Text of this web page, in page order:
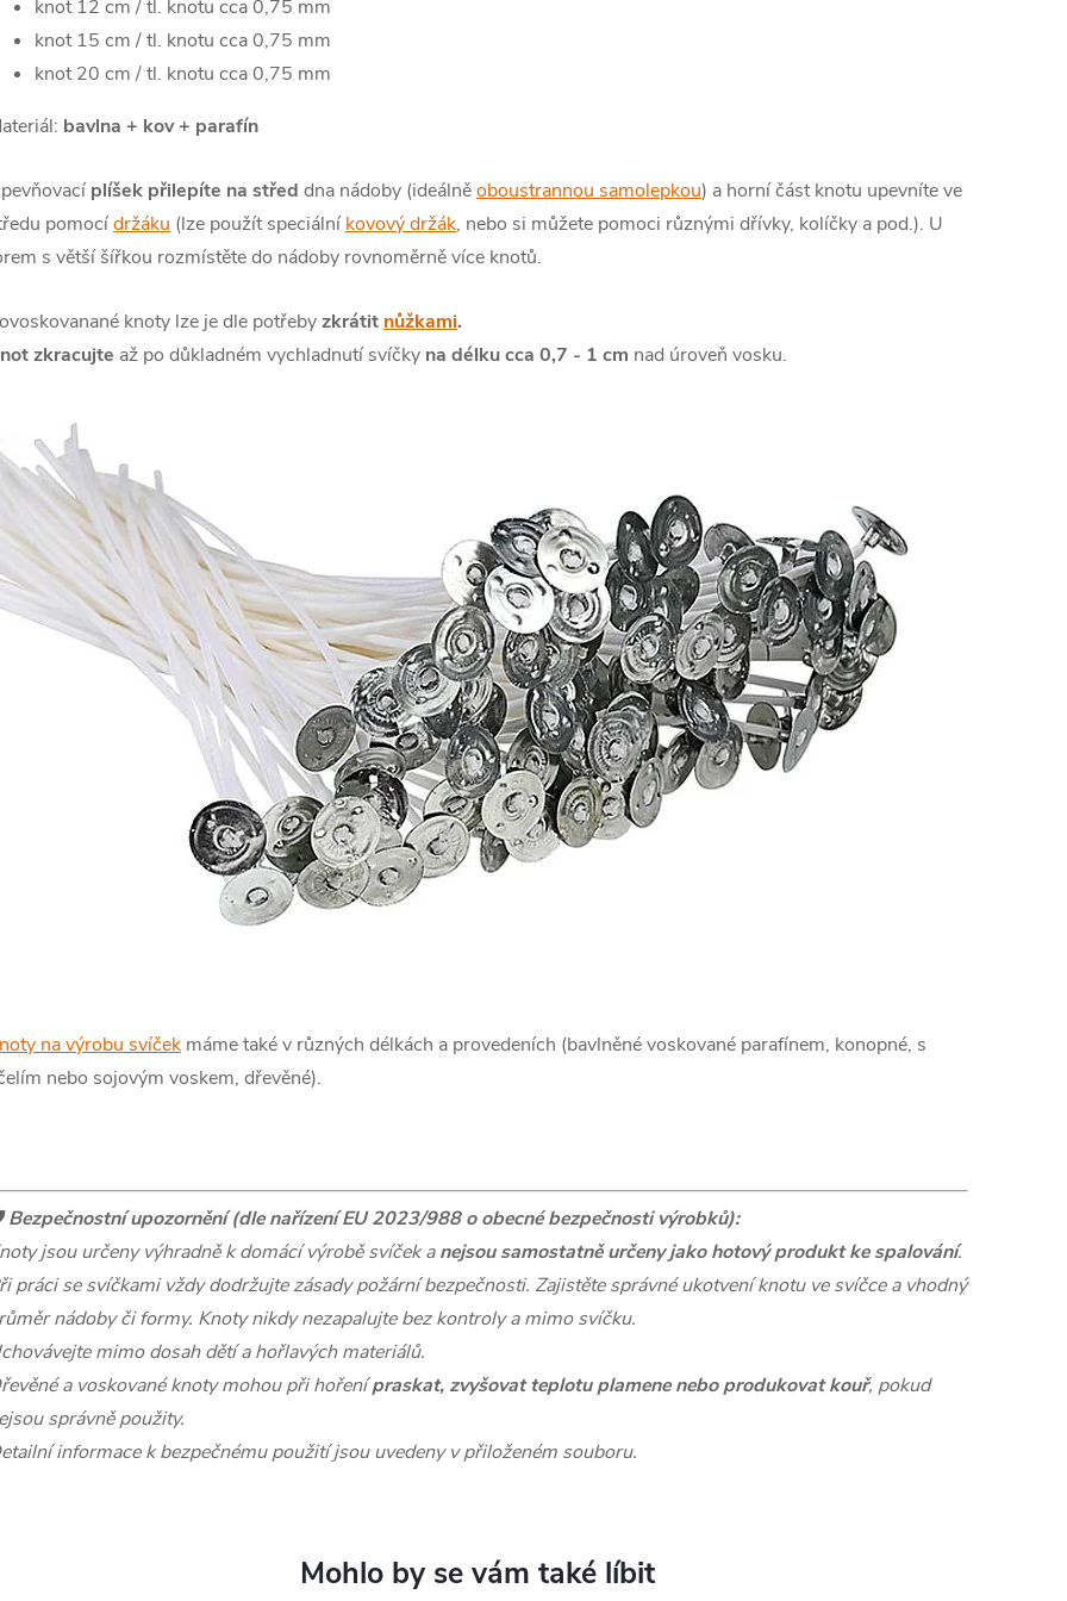
knot 12 cm / tl. knotu cca 0,75 mm
knot 15 cm / tl. knotu cca 0,75 mm
knot 20 cm / tl. knotu cca 0,75 mm
bavlna + kov + parafín
plíšek přilepíte na střed dna nádoby (ideálněoboustrannou samolepkou) a horní část knotu upevníte ve
pomocídržáku (lze použít speciální kovový držák, nebo si můžete pomoci různými dřívky, kolíčky a pod.). U
s větší šířkou rozmístěte do nádoby rovnoměrně více knotů.
knoty lze je dle potřebyzkrátit nůžkami.
zkracujte až po důkladném vychladnutí svíčky na délku cca 0,7 - 1 cm nad úroveň vosku.
na výrobu svíček máme také v různých délkách a provedeních (bavlněné voskované parafínem, konopné, s
nebo sojovým voskem, dřevěné).
Bezpečnostní upozornění (dle nařízení EU 2023/988 o obecné bezpečnosti výrobků):
jsou určeny výhradně k domácí výrobě svíček a nejsou samostatně určeny jako hotový produkt ke spalování.
práci se svíčkami vždy dodržujte zásady požární bezpečnosti. Zajistěte správné ukotvení knotu ve svíčce a vhodný
nádoby či formy. Knoty nikdy nezapalujte bez kontroly a mimo svíčku.
mimo dosah dětí a hořlavých materiálů.
a voskované knoty mohou při hoření praskat, zvyšovat teplotu plamene nebo produkovat kouř, pokud
správně použity.
informace k bezpečnému použití jsou uvedeny v přiloženém souboru.